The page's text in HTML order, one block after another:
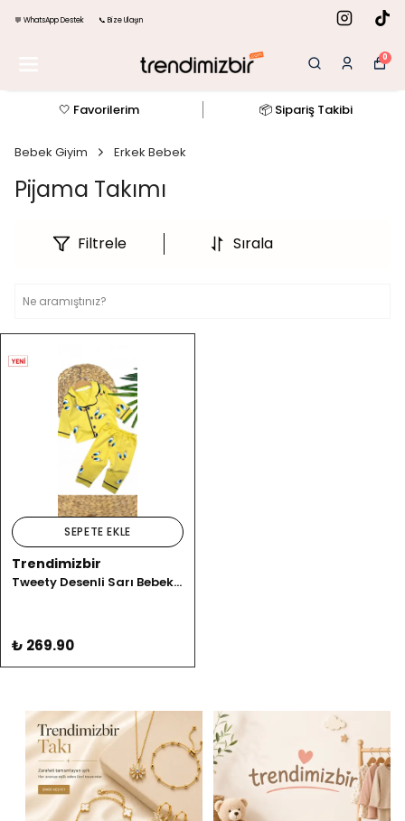
💬 WhatsApp Destek 📞 Bize Ulaşın
0
🤍 Favorilerim 📦 Sipariş Takibi
Bebek Giyim Erkek Bebek
Pijama Takımı
Filtrele Sırala
SEPETE EKLE
Trendimizbir
Tweety Desenli Sarı Bebek Pijama Takımı
₺ 269.90